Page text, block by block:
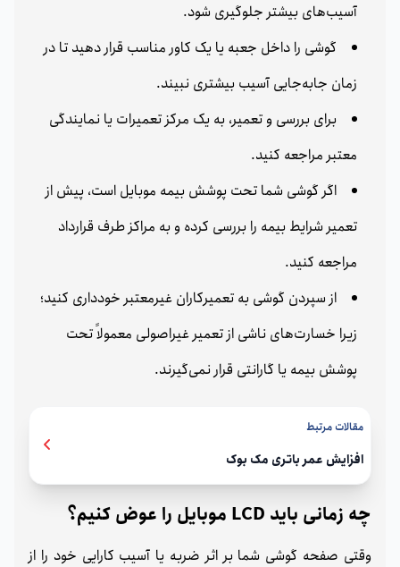
آسیب‌های بیشتر جلوگیری شود.
گوشی را داخل جعبه یا یک کاور مناسب قرار دهید تا در
زمان جابه‌جایی آسیب بیشتری نبیند.
برای بررسی و تعمیر، به یک مرکز تعمیرات یا نمایندگی
معتبر مراجعه کنید.
اگر گوشی شما تحت پوشش بیمه موبایل است، پیش از
تعمیر شرایط بیمه را بررسی کرده و به مراکز طرف قرارداد
مراجعه کنید.
از سپردن گوشی به تعمیرکاران غیرمعتبر خودداری کنید؛
زیرا خسارت‌های ناشی از تعمیر غیراصولی معمولاً تحت
پوشش بیمه یا گارانتی قرار نمی‌گیرند.
مقالات مرتبط
افزایش عمر باتری مک بوک
چه زمانی باید LCD موبایل را عوض کنیم؟
وقتی صفحه گوشی شما بر اثر ضربه یا آسیب کارایی خود را از